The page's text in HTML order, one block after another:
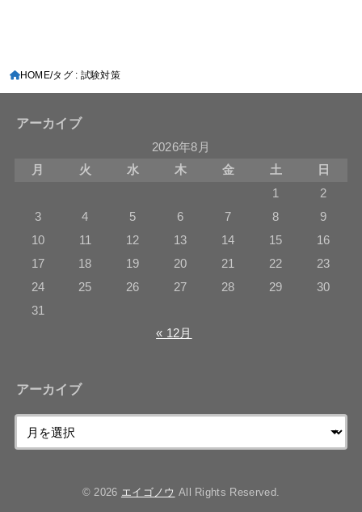
HOME タグ : 試験対策
アーカイブ
2026年8月
月
火 水 木 金 土
日
1
2
3
4 5 6 7 8
9
10
11 12 13 14 15
16
17
18 19 20 21 22
23
24
25 26 27 28 29
30
31
« 12月
アーカイブ
© 2026 エイゴノウ All Rights Reserved.